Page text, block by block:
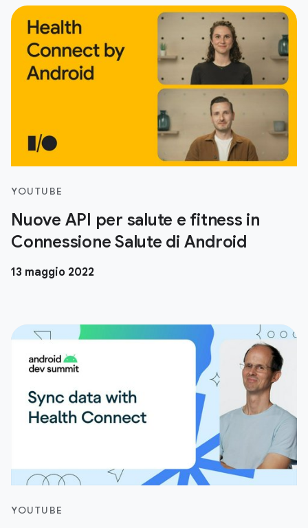
YOUTUBE
Nuove API per salute e fitness in
Connessione Salute di Android
13 maggio 2022
YOUTUBE